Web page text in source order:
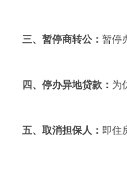
三、暂停商转公： 暂停
四、停办异地贷款： 为
五、取消担保人： 即住